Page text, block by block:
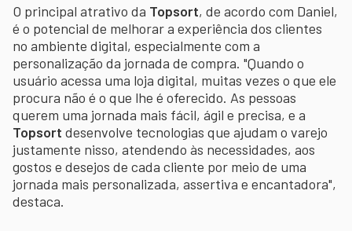
O principal atrativo da Topsort, de acordo com Daniel,
é o potencial de melhorar a experiência dos clientes
no ambiente digital, especialmente com a
personalização da jornada de compra. "Quando o
usuário acessa uma loja digital, muitas vezes o que ele
procura não é o que lhe é oferecido. As pessoas
querem uma jornada mais fácil, ágil e precisa, e a
Topsort desenvolve tecnologias que ajudam o varejo
justamente nisso, atendendo às necessidades, aos
gostos e desejos de cada cliente por meio de uma
jornada mais personalizada, assertiva e encantadora",
destaca.